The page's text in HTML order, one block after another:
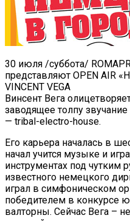
30 июля /суббота/
представляют OPEN AIR
VINCENT VEGA
Винсент Вега
заводящее толпу
— tribal-electro-house.
Его карьера началась в
начал учится музыке и
инструментах под чутким
известного немецкого
играл в симфоническом
победителем в конкурсе
валторны. Сейчас Вега –